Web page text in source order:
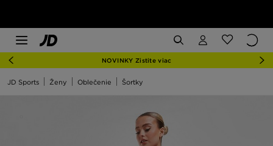
NOVINKY Zistite viac
JD Sports Ženy Oblečenie Šortky